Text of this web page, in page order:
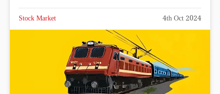
Stock Market 4th Oct 2024